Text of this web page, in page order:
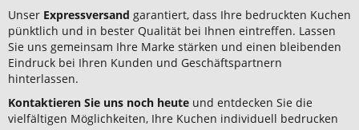
Unser Expressversand garantiert, dass Ihre bedruckten Kuchen
pünktlich und in bester Qualität bei Ihnen eintreffen. Lassen
Sie uns gemeinsam Ihre Marke stärken und einen bleibenden
Eindruck bei Ihren Kunden und Geschäftspartnern
hinterlassen.
Kontaktieren Sie uns noch heute und entdecken Sie die
vielfältigen Möglichkeiten, Ihre Kuchen individuell bedrucken